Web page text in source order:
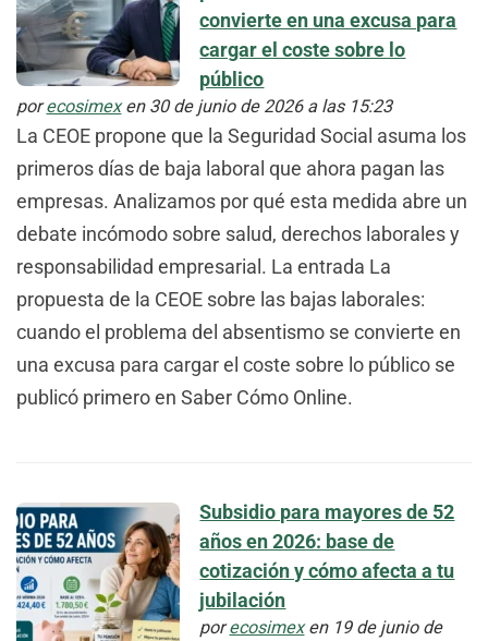
convierte en una excusa para
cargar el coste sobre lo
público
porecosimexen 30 de junio de 2026 a las 15:23
La CEOE propone que la Seguridad Social asuma los
primeros días de baja laboral que ahora pagan las
empresas. Analizamos por qué esta medida abre un
debate incómodo sobre salud, derechos laborales y
responsabilidad empresarial. La entrada La
propuesta de la CEOE sobre las bajas laborales:
cuando el problema del absentismo se convierte en
una excusa para cargar el coste sobre lo público se
publicó primero en Saber Cómo Online.
Subsidio para mayores de 52
años en 2026: base de
cotización y cómo afecta a tu
jubilación
porecosimexen 19 de junio de